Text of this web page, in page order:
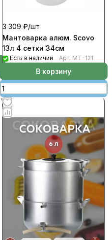
3 309 ₽/шт
Мантоварка алюм. Scovo
13л 4 сетки 34см
Есть в наличии Арт. МТ-121
В корзину